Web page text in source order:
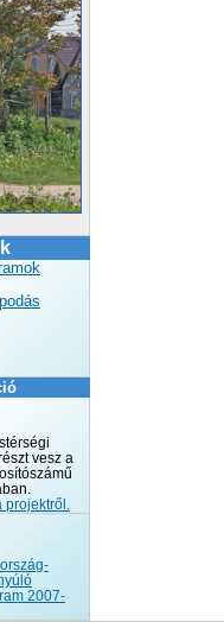
vesz a
projektről.
2007-